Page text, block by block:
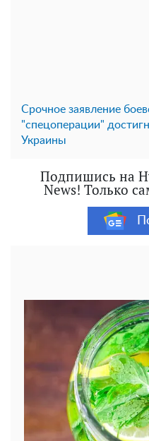
Срочное заявление
"спецоперации"
Украины
Подпишись на
News! Только